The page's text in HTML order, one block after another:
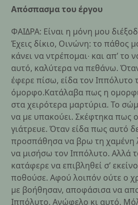
Απόσπασμα του έργου
ΦΑΙΔΡΑ: Είναι η μόνη μου
Έχεις δίκιο, Οινώνη: το πάθος
κάνει να ντρέπομαι∙ και απ’ το
αυτό, καλύτερα να πεθάνω.
έφερε πίσω, είδα τον Ιππόλυτο
όμορφο.Κατάλαβα πως η
στα χειρότερα μαρτύρια. Το
να με υπακούει. Σκέφτηκα πως
γιάτρευε. Όταν είδα πως αυτό
προσπάθησα να βρω τη χαμένη
να μισήσω τον Ιππόλυτο. Αλλά
κατάφερε να επιβληθεί σ’
ποθούσε. Αφού λοιπόν ούτε ο
με βοήθησαν, αποφάσισα να
Ιππόλυτο. Ανώφελο κι αυτό.